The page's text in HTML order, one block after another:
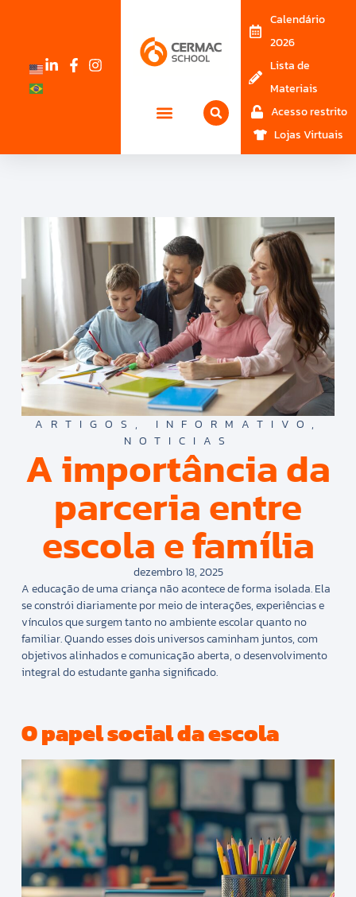
Calendário
2026
Lista de
Materiais
Acesso restrito
Lojas Virtuais
ARTIGOS , INFORMATIVO ,
NOTICIAS
A importância da
parceria entre
escola e família
dezembro 18, 2025
A educação de uma criança não acontece de forma isolada. Ela
se constrói diariamente por meio de interações, experiências e
vínculos que surgem tanto no ambiente escolar quanto no
familiar. Quando esses dois universos caminham juntos, com
objetivos alinhados e comunicação aberta, o desenvolvimento
integral do estudante ganha significado.
O papel social da escola